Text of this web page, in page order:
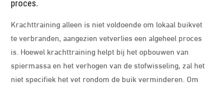
proces.
Krachttraining alleen is niet voldoende om lokaal buikvet
te verbranden, aangezien vetverlies een algeheel proces
is. Hoewel krachttraining helpt bij het opbouwen van
spiermassa en het verhogen van de stofwisseling, zal het
niet specifiek het vet rondom de buik verminderen. Om